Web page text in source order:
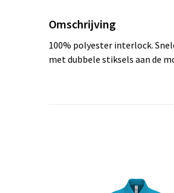
Omschrijving
100% polyester interlock.
met dubbele stiksels aan de